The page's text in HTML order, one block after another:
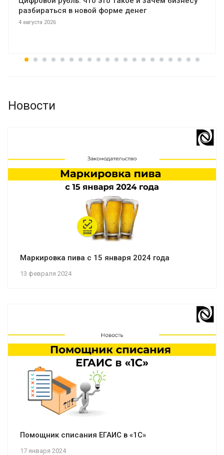
разбираться в новой форме денег
4 августа 2026
Новости
13 февраля 2024
Маркировка пива с 15 января 2024 года
17 января 2024
Помощник списания ЕГАИС в «1С»